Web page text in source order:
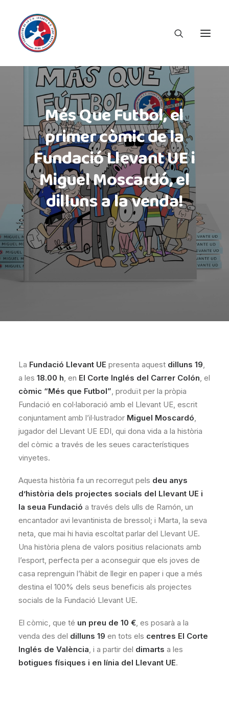
Més Que Futbol, el
primer còmic de la
Fundació Llevant UE i
Miguel Moscardó, el
dilluns a la venda!
La Fundació Llevant UE presenta aquest dilluns 19,
a les 18.00 h, en El Corte Inglés del Carrer Colón, el
còmic “Més que Futbol”, produït per la pròpia
Fundació en col·laboració amb el Llevant UE, escrit
conjuntament amb l’il·lustrador Miguel Moscardó,
jugador del Llevant UE EDI, qui dona vida a la història
del còmic a través de les seues característiques
vinyetes.
Aquesta història fa un recorregut pels deu anys
d’història dels projectes socials del Llevant UE i
la seua Fundació a través dels ulls de Ramón, un
encantador avi levantinista de bressol; i Marta, la seva
neta, que mai hi havia escoltat parlar del Llevant UE.
Una història plena de valors positius relacionats amb
l’esport, perfecta per a aconseguir que els joves de
casa reprenguin l’hàbit de llegir en paper i que a més
destina el 100% dels seus beneficis als projectes
socials de la Fundació Llevant UE.
El còmic, que té un preu de 10 €, es posarà a la
venda des del dilluns 19 en tots els centres El Corte
Inglés de València, i a partir del dimarts a les
botigues físiques i en línia del Llevant UE.